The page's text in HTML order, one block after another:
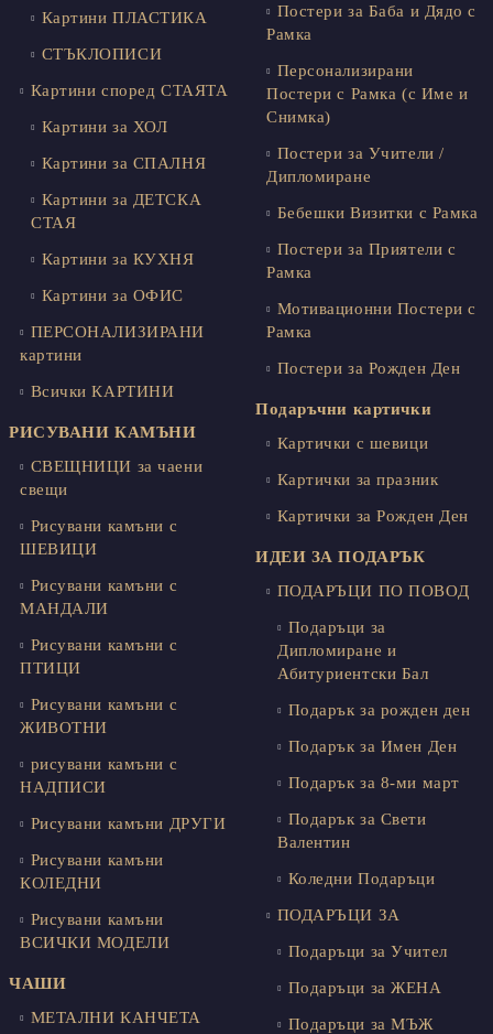
Картини ПЛАСТИКА
СТЪКЛОПИСИ
Картини според СТАЯТА
Картини за ХОЛ
Картини за СПАЛНЯ
Картини за ДЕТСКА
СТАЯ
Картини за КУХНЯ
Картини за ОФИС
ПЕРСОНАЛИЗИРАНИ
картини
Всички КАРТИНИ
РИСУВАНИ КАМЪНИ
СВЕЩНИЦИ за чаени
свещи
Рисувани камъни с
ШЕВИЦИ
Рисувани камъни с
МАНДАЛИ
Рисувани камъни с
ПТИЦИ
Рисувани камъни с
ЖИВОТНИ
рисувани камъни с
НАДПИСИ
Рисувани камъни ДРУГИ
Рисувани камъни
КОЛЕДНИ
Рисувани камъни
ВСИЧКИ МОДЕЛИ
ЧАШИ
МЕТАЛНИ КАНЧЕТА
Постери за Баба и Дядо с
Рамка
Персонализирани
Постери с Рамка (с Име и
Снимка)
Постери за Учители /
Дипломиране
Бебешки Визитки с Рамка
Постери за Приятели с
Рамка
Мотивационни Постери с
Рамка
Постери за Рожден Ден
Подаръчни картички
Картички с шевици
Картички за празник
Картички за Рожден Ден
ИДЕИ ЗА ПОДАРЪК
ПОДАРЪЦИ ПО ПОВОД
Подаръци за
Дипломиране и
Абитуриентски Бал
Подарък за рожден ден
Подарък за Имен Ден
Подарък за 8-ми март
Подарък за Свети
Валентин
Коледни Подаръци
ПОДАРЪЦИ ЗА
Подаръци за Учител
Подаръци за ЖЕНА
Подаръци за МЪЖ